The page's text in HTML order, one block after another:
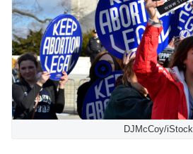
DJMcCoy/iStock